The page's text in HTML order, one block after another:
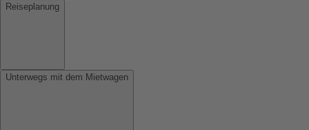
Reiseplanung
Unterwegs mit dem Mietwagen